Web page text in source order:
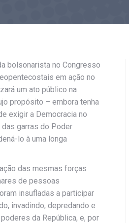
bolsonarista no Congresso
em ação no
um ato público na
propósito – embora tenha
exigir a Democracia no
garras do Poder
lo à uma longa
das mesmas forças
de pessoas
insufladas a participar
invadindo, depredando e
da República, e, por